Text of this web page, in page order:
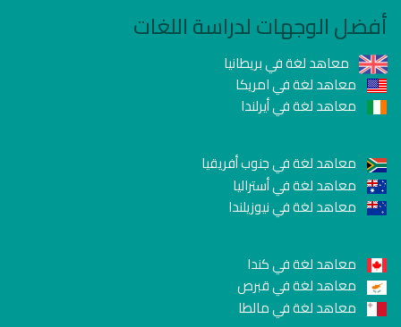
أفضل الوجهات لدراسة اللغات
معاهد لغة في بريطانيا
معاهد لغة في امريكا
معاهد لغة في أيرلندا
معاهد لغة في جنوب أفريقيا
معاهد لغة في أستراليا
معاهد لغة في نيوزيلندا
معاهد لغة في كندا
معاهد لغة في قبرص
معاهد لغة في مالطا